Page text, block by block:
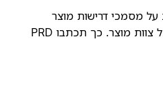
דרישות מוצר
(PRD) ומדוע הם חיוניים לכל צוות מוצר. כך תכתבו PRD